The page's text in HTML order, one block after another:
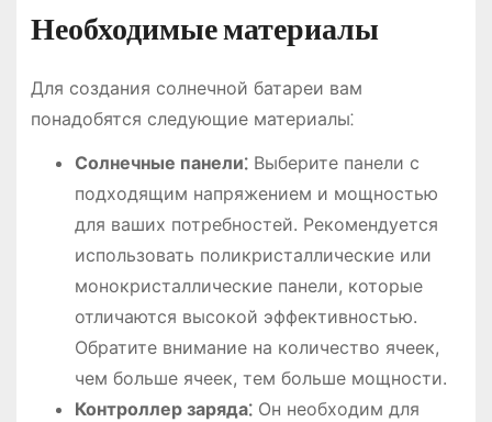
Необходимые материалы
Для создания солнечной батареи вам
понадобятся следующие материалы⁚
Солнечные панели⁚Выберите панели с
подходящим напряжением и мощностью
для ваших потребностей. Рекомендуется
использовать поликристаллические или
монокристаллические панели, которые
отличаются высокой эффективностью.
Обратите внимание на количество ячеек,
чем больше ячеек, тем больше мощности.
Контроллер заряда⁚Он необходим для